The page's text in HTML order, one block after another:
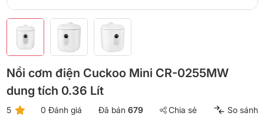
Nồi cơm điện Cuckoo Mini CR-0255MW
dung tích 0.36 Lít
5 0 Đánh giá Đã bán 679 Chia sẻ So sánh